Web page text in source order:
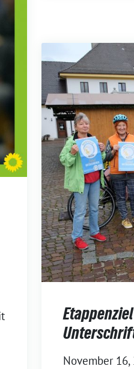
November 16,